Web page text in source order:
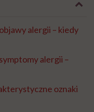
alergii – kiedy
alergii –
oznaki